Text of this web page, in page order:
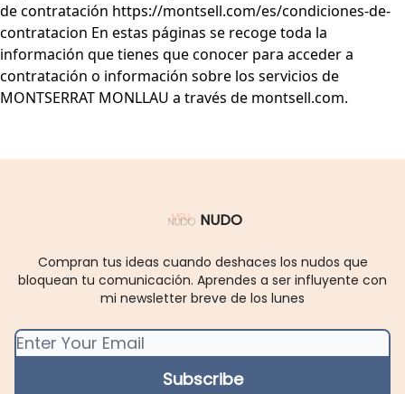
de contratación https://montsell.com/es/condiciones-de-
contratacion En estas páginas se recoge toda la
información que tienes que conocer para acceder a
contratación o información sobre los servicios de
MONTSERRAT MONLLAU a través de montsell.com.
NUDO
Compran tus ideas cuando deshaces los nudos que
bloquean tu comunicación. Aprendes a ser influyente con
mi newsletter breve de los lunes